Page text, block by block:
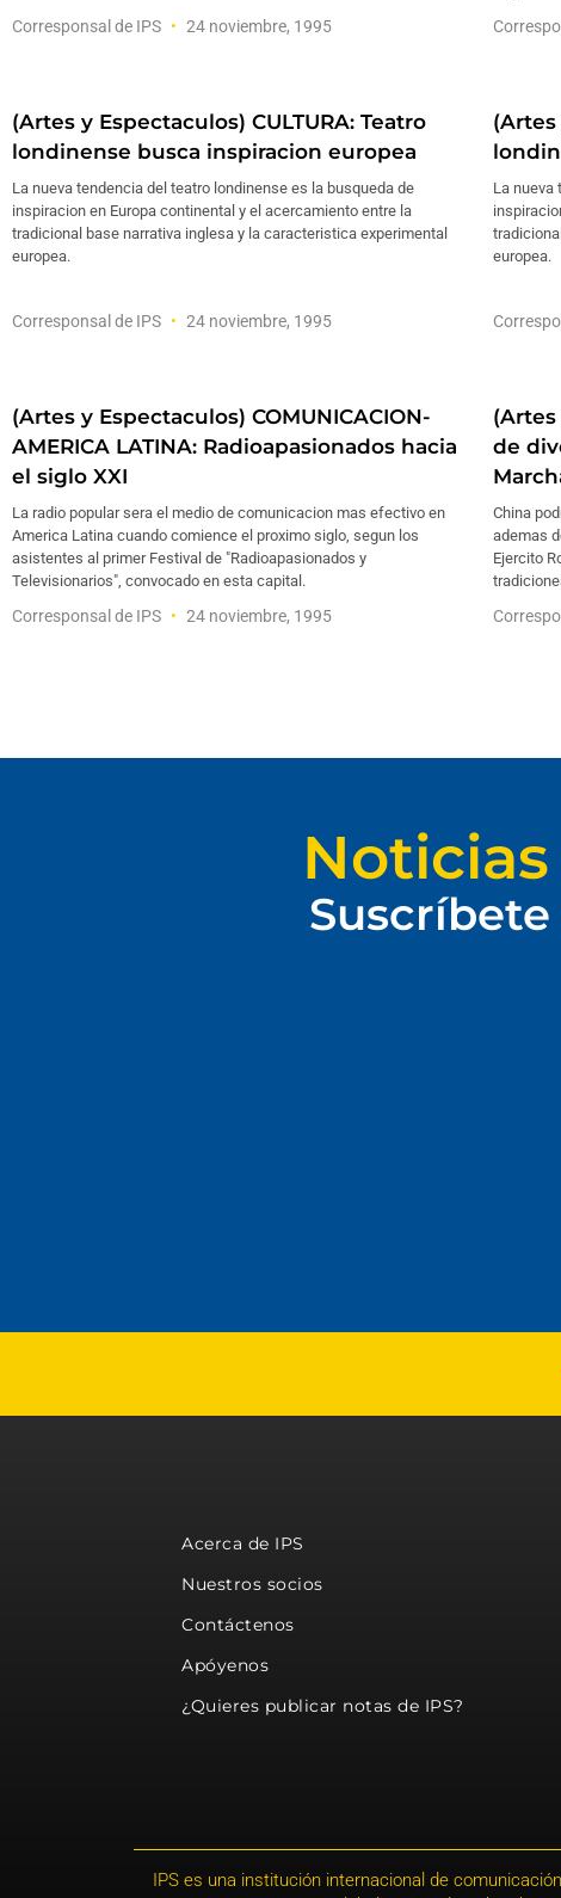
Corresponsal de IPS 24 noviembre, 1995
(Artes y Espectaculos) CULTURA: Teatro
londinense busca inspiracion europea
La nueva tendencia del teatro londinense es la busqueda de
inspiracion en Europa continental y el acercamiento entre la
tradicional base narrativa inglesa y la caracteristica experimental
europea.
Corresponsal de IPS 24 noviembre, 1995
(Artes
La nueva
europea.
(Artes y Espectaculos) COMUNICACION-
AMERICA LATINA: Radioapasionados hacia
el siglo XXI
La radio popular sera el medio de comunicacion mas efectivo en
America Latina cuando comience el proximo siglo, segun los
asistentes al primer Festival de "Radioapasionados y
Televisionarios", convocado en esta capital.
Corresponsal de IPS 24 noviembre, 1995
(Artes
de
China
ademas
Ejercito
Acerca de IPS
Nuestros socios
Contáctenos
Apóyenos
¿Quieres publicar notas de IPS?
IPS es una institución internacional de